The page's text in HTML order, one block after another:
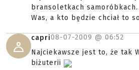
bransoletkach
Was, a kto będzie chciał to
capri08-07-2009 @ 06:52
Najciekawsze jest to, że tak
biżuterii